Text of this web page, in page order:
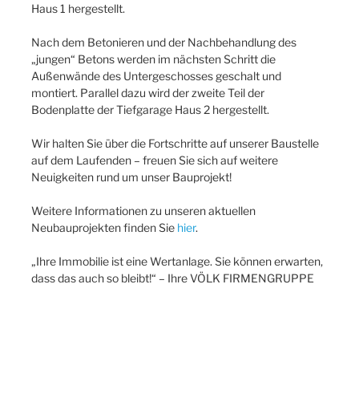
Haus 1 hergestellt.
Nach dem Betonieren und der Nachbehandlung des
„jungen“ Betons werden im nächsten Schritt die
Außenwände des Untergeschosses geschalt und
montiert. Parallel dazu wird der zweite Teil der
Bodenplatte der Tiefgarage Haus 2 hergestellt.
Wir halten Sie über die Fortschritte auf unserer Baustelle
auf dem Laufenden – freuen Sie sich auf weitere
Neuigkeiten rund um unser Bauprojekt!
Weitere Informationen zu unseren aktuellen
Neubauprojekten finden Sie hier.
„Ihre Immobilie ist eine Wertanlage. Sie können erwarten,
dass das auch so bleibt!“ – Ihre VÖLK FIRMENGRUPPE